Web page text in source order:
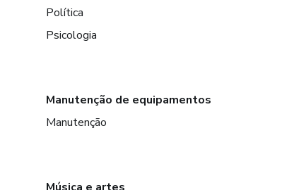
Política
Psicologia
Manutenção de equipamentos
Manutenção